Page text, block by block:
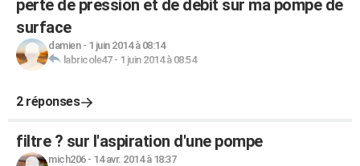
perte de pression et de debit sur ma pompe de
surface
damien- 1 juin 2014 à 08:14
labricole47- 1 juin 2014 à 08:54
2 réponses
filtre ? sur l'aspiration d'une pompe
mich206- 14 avr. 2014 à 18:37